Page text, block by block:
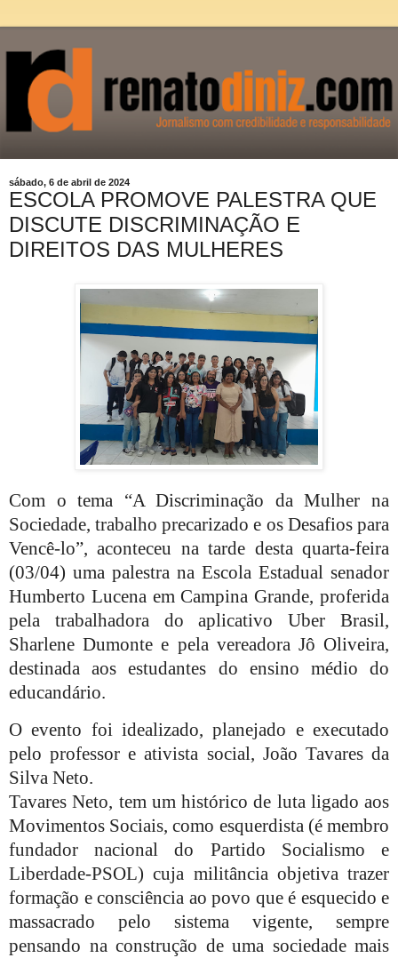
sábado, 6 de abril de 2024
ESCOLA PROMOVE PALESTRA QUE
DISCUTE DISCRIMINAÇÃO E
DIREITOS DAS MULHERES
Com o tema “A Discriminação da Mulher na
Sociedade, trabalho precarizado e os Desafios para
Vencê-lo”, aconteceu na tarde desta quarta-feira
(03/04) uma palestra na Escola Estadual senador
Humberto Lucena em Campina Grande, proferida
pela trabalhadora do aplicativo Uber Brasil,
Sharlene Dumonte e pela vereadora Jô Oliveira,
destinada aos estudantes do ensino médio do
educandário.
O evento foi idealizado, planejado e executado
pelo professor e ativista social, João Tavares da
Silva Neto.
Tavares Neto, tem um histórico de luta ligado aos
Movimentos Sociais, como esquerdista (é membro
fundador nacional do Partido Socialismo e
Liberdade-PSOL) cuja militância objetiva trazer
formação e consciência ao povo que é esquecido e
massacrado pelo sistema vigente, sempre
pensando na construção de uma sociedade mais